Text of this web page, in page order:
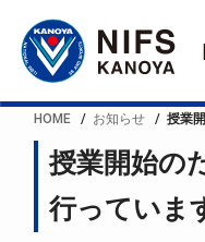
HOME お知らせ 授業
授業開始の
行っていま